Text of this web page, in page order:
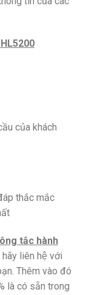
của khách
thắc mắc
tắc hành
hãy liên hệ với
Thêm vào đó
là có sẵn trong